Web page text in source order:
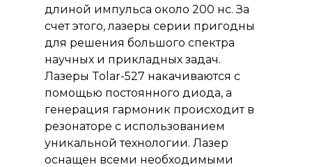
длиной импульса около 200 нс. За
счет этого, лазеры серии пригодны
для решения большого спектра
научных и прикладных задач.
Лазеры Tolar-527 накачиваются с
помощью постоянного диода, а
генерация гармоник происходит в
резонаторе с использованием
уникальной технологии. Лазер
оснащен всеми необходимыми